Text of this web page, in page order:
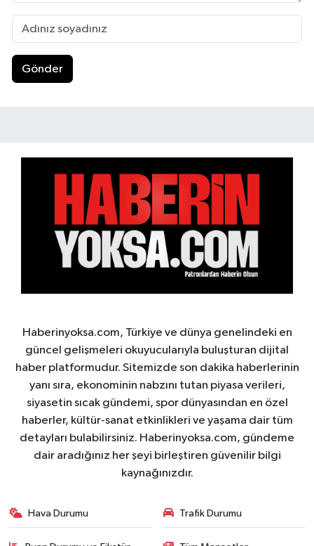
Gönder
Haberinyoksa.com, Türkiye ve dünya genelindeki en
güncel gelişmeleri okuyucularıyla buluşturan dijital
haber platformudur. Sitemizde son dakika haberlerinin
yanı sıra, ekonominin nabzını tutan piyasa verileri,
siyasetin sıcak gündemi, spor dünyasından en özel
haberler, kültür-sanat etkinlikleri ve yaşama dair tüm
detayları bulabilirsiniz. Haberinyoksa.com, gündeme
dair aradığınız her şeyi birleştiren güvenilir bilgi
kaynağınızdır.
Hava Durumu Trafik Durumu